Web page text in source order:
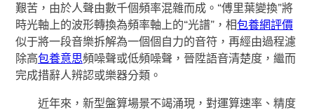
艱苦，由於人聲由數千個頻率混雜而成。“傅里葉變換”將
時光軸上的波形轉換為頻率軸上的“光譜”，相包養網評價
似于將一段音樂拆解為一個個自力的音符，再經由過程濾
除高包養意思頻噪聲或低頻噪聲，晉陞語音清楚度，繼而
完成措辭人辨認或樂器分類。
近年來，新型盤算場景不竭涌現，對運算速率、精度